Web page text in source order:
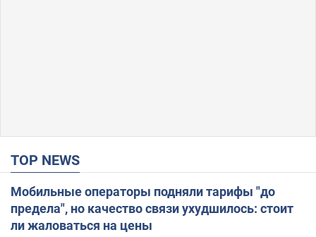
TOP NEWS
Мобильные операторы подняли тарифы "до
предела", но качество связи ухудшилось: стоит
ли жаловаться на цены